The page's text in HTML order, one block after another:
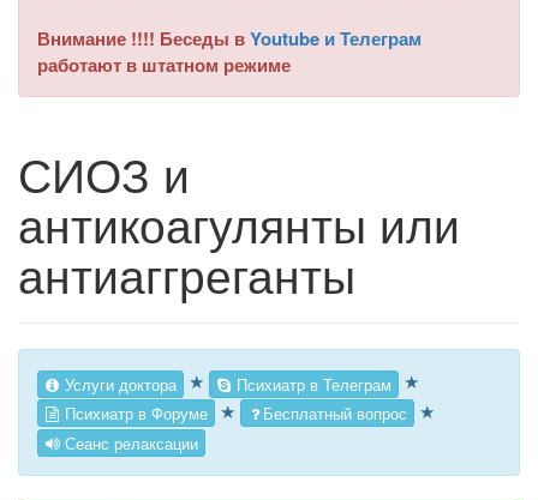
Внимание !!!! Беседы вYoutube и Телеграм
работают в штатном режиме
СИОЗ и
антикоагулянты или
антиаггреганты
Услуги доктора ★ Психиатр в Телеграм ★
Психиатр в Форуме ★ Бесплатный вопрос ★
Сеанс релаксации